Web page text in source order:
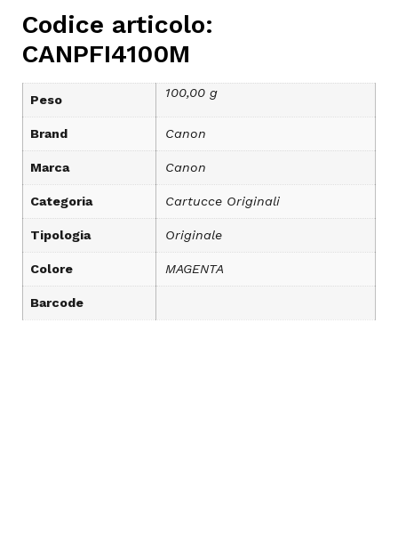
Codice articolo:
CANPFI4100M
Peso 100,00 g
Brand Canon
Marca Canon
Categoria Cartucce Originali
Tipologia Originale
Colore MAGENTA
Barcode